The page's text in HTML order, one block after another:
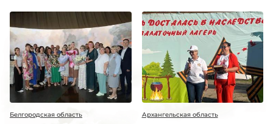
Белгородская область Архангельская область